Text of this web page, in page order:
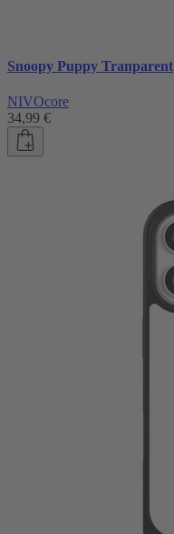
Snoopy Puppy Tranparent
NIVOcore
34,99 €